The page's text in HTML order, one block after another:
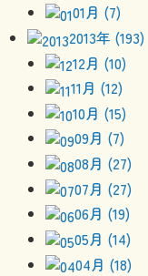
01月 (7)
2013年 (193)
12月 (10)
11月 (12)
10月 (15)
09月 (7)
08月 (27)
07月 (27)
06月 (19)
05月 (14)
04月 (18)